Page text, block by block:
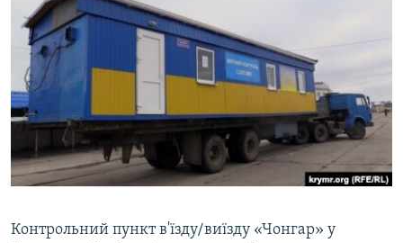
СПЕЦПРОЕКТИ
ДЕПОРТАЦІЯ
ВІДЕОУРОКИ «ELIFBE»
СВІДЧЕННЯ ОКУПАЦІЇ
УКРАЇНСЬКА ПРОБЛЕМА КРИМУ
ІНФОГРАФІКА
ЯК ОБІЙТИ БЛОКУВАННЯ
Русский
Qırımtatar
ДОЛУЧАЙСЯ!
Контрольний пункт в'їзду/виїзду «Чонгар» у